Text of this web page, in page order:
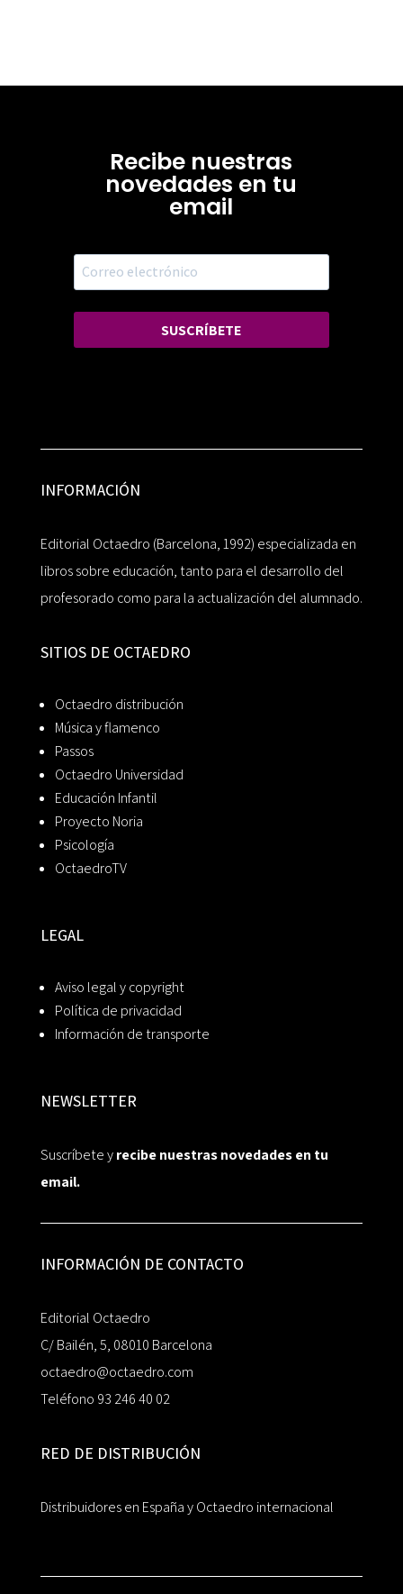
Recibe nuestras
novedades en tu
email
SUSCRÍBETE
INFORMACIÓN
Editorial Octaedro (Barcelona, 1992) especializada en
libros sobre educación, tanto para el desarrollo del
profesorado como para la actualización del alumnado.
SITIOS DE OCTAEDRO
Octaedro distribución
Música y flamenco
Passos
Octaedro Universidad
Educación Infantil
Proyecto Noria
Psicología
OctaedroTV
LEGAL
Aviso legal y copyright
Política de privacidad
Información de transporte
NEWSLETTER
Suscríbete yrecibe nuestras novedades en tu
email.
INFORMACIÓN DE CONTACTO
Editorial Octaedro
C/ Bailén, 5, 08010 Barcelona
octaedro@octaedro.com
Teléfono 93 246 40 02
RED DE DISTRIBUCIÓN
Distribuidores en España y Octaedro internacional